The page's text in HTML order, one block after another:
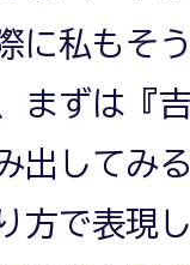
に私もそ
まずは『
出してみ
方で表現